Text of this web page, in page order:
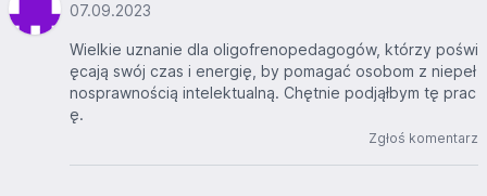
07.09.2023
Wielkie uznanie dla oligofrenopedagogów, którzy poświ
ęcają swój czas i energię, by pomagać osobom z niepeł
nosprawnością intelektualną. Chętnie podjąłbym tę prac
ę.
Zgłoś komentarz